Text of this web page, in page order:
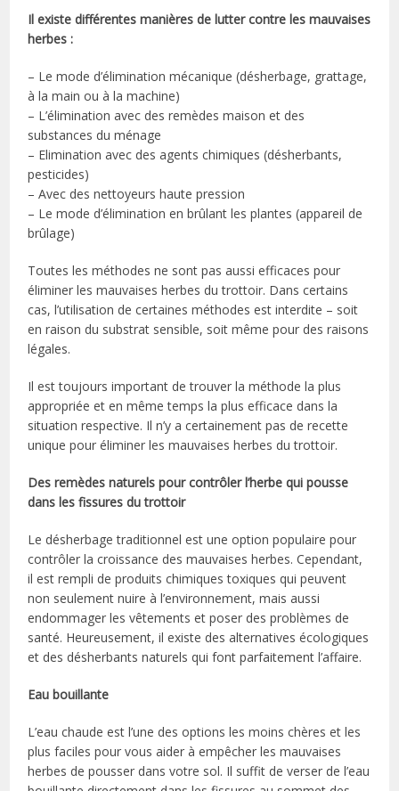
Il existe différentes manières de lutter contre les mauvaises
herbes :
– Le mode d’élimination mécanique (désherbage, grattage,
à la main ou à la machine)
– L’élimination avec des remèdes maison et des
substances du ménage
– Elimination avec des agents chimiques (désherbants,
pesticides)
– Avec des nettoyeurs haute pression
– Le mode d’élimination en brûlant les plantes (appareil de
brûlage)
Toutes les méthodes ne sont pas aussi efficaces pour
éliminer les mauvaises herbes du trottoir. Dans certains
cas, l’utilisation de certaines méthodes est interdite – soit
en raison du substrat sensible, soit même pour des raisons
légales.
Il est toujours important de trouver la méthode la plus
appropriée et en même temps la plus efficace dans la
situation respective. Il n’y a certainement pas de recette
unique pour éliminer les mauvaises herbes du trottoir.
Des remèdes naturels pour contrôler l’herbe qui pousse
dans les fissures du trottoir
Le désherbage traditionnel est une option populaire pour
contrôler la croissance des mauvaises herbes. Cependant,
il est rempli de produits chimiques toxiques qui peuvent
non seulement nuire à l’environnement, mais aussi
endommager les vêtements et poser des problèmes de
santé. Heureusement, il existe des alternatives écologiques
et des désherbants naturels qui font parfaitement l’affaire.
Eau bouillante
L’eau chaude est l’une des options les moins chères et les
plus faciles pour vous aider à empêcher les mauvaises
herbes de pousser dans votre sol. Il suffit de verser de l’eau